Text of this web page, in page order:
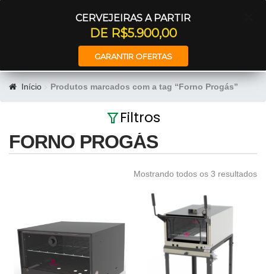
CERVEJEIRAS A PARTIR
DE R$5.900,00
GARANTIR OFERTAS
Início Produtos marcados com a tag “Forno Progás”
Filtros
FORNO PROGÁS
Mostrando todos os 3 resultados